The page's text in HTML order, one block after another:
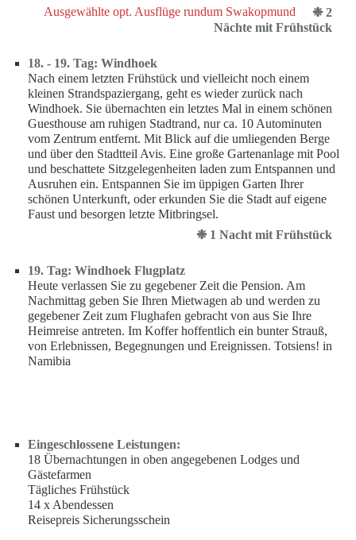
Ausgewählte opt. Ausflüge rundum Swakopmund
❉ 2
Nächte mit Frühstück
18. - 19. Tag: Windhoek
Nach einem letzten Frühstück und vielleicht noch einem
kleinen Strandspaziergang, geht es wieder zurück nach
Windhoek. Sie übernachten ein letztes Mal in einem schönen
Guesthouse am ruhigen Stadtrand, nur ca. 10 Autominuten
vom Zentrum entfernt. Mit Blick auf die umliegenden Berge
und über den Stadtteil Avis. Eine große Gartenanlage mit Pool
und beschattete Sitzgelegenheiten laden zum Entspannen und
Ausruhen ein. Entspannen Sie im üppigen Garten Ihrer
schönen Unterkunft, oder erkunden Sie die Stadt auf eigene
Faust und besorgen letzte Mitbringsel.
❉ 1 Nacht mit Frühstück
19. Tag: Windhoek Flugplatz
Heute verlassen Sie zu gegebener Zeit die Pension. Am
Nachmittag geben Sie Ihren Mietwagen ab und werden zu
gegebener Zeit zum Flughafen gebracht von aus Sie Ihre
Heimreise antreten. Im Koffer hoffentlich ein bunter Strauß,
von Erlebnissen, Begegnungen und Ereignissen. Totsiens! in
Namibia
Eingeschlossene Leistungen:
18 Übernachtungen in oben angegebenen Lodges und
Gästefarmen
Tägliches Frühstück
14 x Abendessen
Reisepreis Sicherungsschein